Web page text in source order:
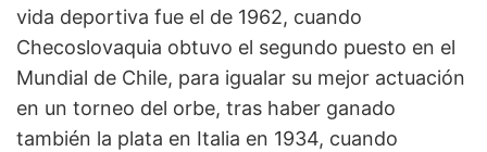
vida deportiva fue el de 1962, cuando
Checoslovaquia obtuvo el segundo puesto en el
Mundial de Chile, para igualar su mejor actuación
en un torneo del orbe, tras haber ganado
también la plata en Italia en 1934, cuando